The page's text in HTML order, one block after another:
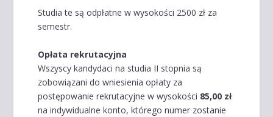
Studia te są odpłatne w wysokości 2500 zł za
semestr.
Opłata rekrutacyjna
Wszyscy kandydaci na studia II stopnia są
zobowiązani do wniesienia opłaty za
postępowanie rekrutacyjne w wysokości 85,00 zł
na indywidualne konto, którego numer zostanie